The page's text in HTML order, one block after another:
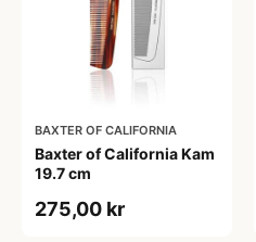
BAXTER OF CALIFORNIA
Baxter of California Kam
19.7 cm
275,00 kr